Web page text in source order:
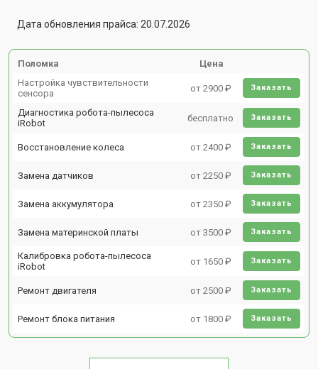
Дата обновления прайса: 20.07.2026
Поломка
Цена
Настройка чувствительности
сенсора
от 2900 ₽ Заказать
Диагностика робота-пылесоса
iRobot
бесплатно Заказать
Восстановление колеса от 2400 ₽ Заказать
Замена датчиков от 2250 ₽ Заказать
Замена аккумулятора от 2350 ₽ Заказать
Замена материнской платы от 3500 ₽ Заказать
Калибровка робота-пылесоса
iRobot
от 1650 ₽ Заказать
Ремонт двигателя от 2500 ₽ Заказать
Ремонт блока питания от 1800 ₽ Заказать